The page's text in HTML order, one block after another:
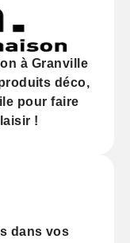
à Granville
déco,
pour faire
!
dans vos